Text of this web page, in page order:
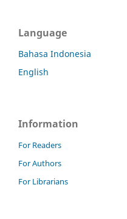
Language
Bahasa Indonesia
English
Information
For Readers
For Authors
For Librarians